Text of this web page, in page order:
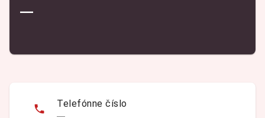
—
Telefónne číslo
—